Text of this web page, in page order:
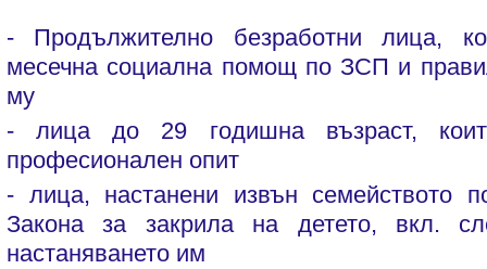
- Продължително безработни лица,
месечна социална помощ по ЗСП и
му
- лица до 29 годишна възраст,
професионален опит
- лица, настанени извън семейството
Закона за закрила на детето, вкл.
настаняването им